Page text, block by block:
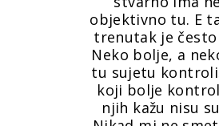
objektivno tu. E
trenutak je često
Neko bolje, a
tu sujetu
koji bolje
njih kažu nisu